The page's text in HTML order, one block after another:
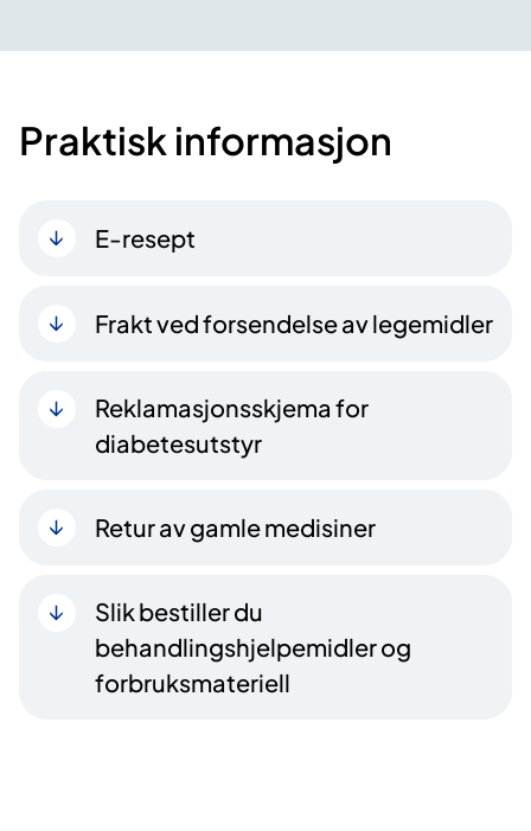
Praktisk informasjon
E-resept
Frakt ved forsendelse av legemidler
Reklamasjonsskjema for
diabetesutstyr
​Retur av gamle medisiner
Slik bestiller du
behandlingshjelpemidler og
forbruksmateriell